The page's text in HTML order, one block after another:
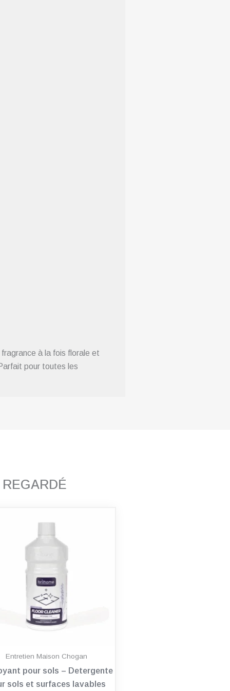
à la fois florale et
pour toutes les
Entretien Maison Chogan
pour sols – Detergente
sols et surfaces lavables